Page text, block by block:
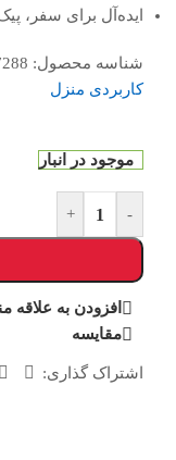
ایده‌آل برای سفر،
شناسه محصول:
کاربردی منزل
موجود در انبار
-
+
افزودن به علاقه
مقایسه
اشتراک گذاری: